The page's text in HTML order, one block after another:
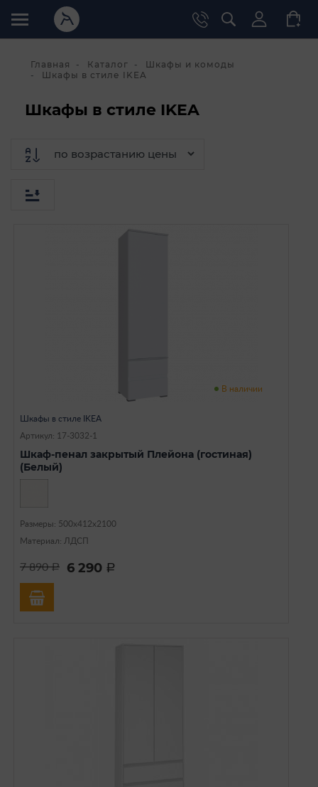
Главная Каталог
Шкафы и комоды
Шкафы в стиле IKEA
Шкафы в стиле IKEA
В наличии
Шкафы в стиле IKEA
Артикул: 17-3032-1
Шкаф-пенал закрытый Плейона (гостиная)
(Белый)
Размеры: 500х412х2100
Материал: ЛДСП
7 890a 6 290 a